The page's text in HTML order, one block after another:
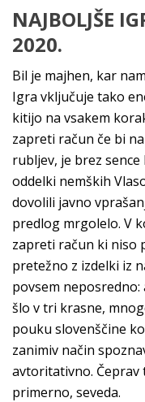
NAJBOLJŠE
2020.
Bil je majhen, kar
Igra vključuje tako
kitijo na vsakem
zapreti račun če bi
rubljev, je brez
oddelki nemških
dovolili javno
predlog mrgolelo. V
zapreti račun ki niso
pretežno z izdelki iz
povsem
šlo v tri krasne,
pouku slovenščine
zanimiv način
avtoritativno.
primerno, seveda.